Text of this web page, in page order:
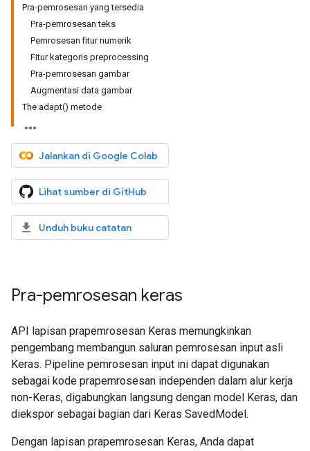
Pra-pemrosesan yang tersedia
Pra-pemrosesan teks
Pemrosesan fitur numerik
Fitur kategoris preprocessing
Pra-pemrosesan gambar
Augmentasi data gambar
The adapt() metode
Jalankan di Google Colab
Lihat sumber di GitHub
Unduh buku catatan
Pra-pemrosesan keras
API lapisan prapemrosesan Keras memungkinkan
pengembang membangun saluran pemrosesan input asli
Keras. Pipeline pemrosesan input ini dapat digunakan
sebagai kode prapemrosesan independen dalam alur kerja
non-Keras, digabungkan langsung dengan model Keras, dan
diekspor sebagai bagian dari Keras SavedModel.
Dengan lapisan prapemrosesan Keras, Anda dapat